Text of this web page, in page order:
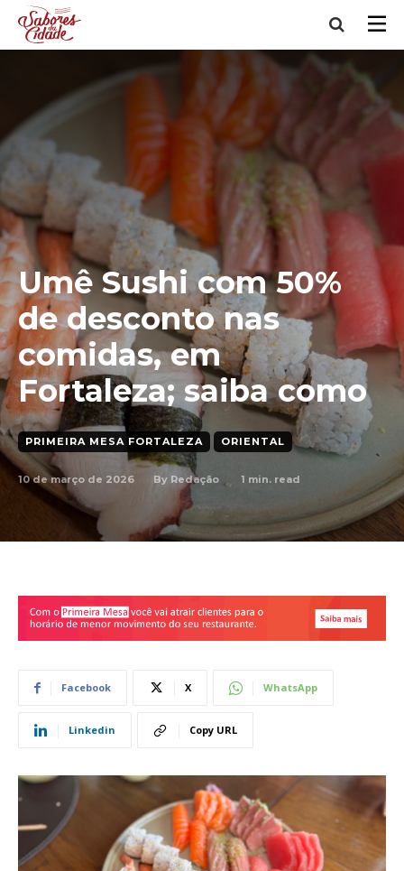
Umê Sushi com 50%
de desconto nas
comidas, em
Fortaleza; saiba como
PRIMEIRA MESA FORTALEZA ORIENTAL
10 de março de 2026 By Redação 1 min. read
Facebook X WhatsApp
Linkedin Copy URL